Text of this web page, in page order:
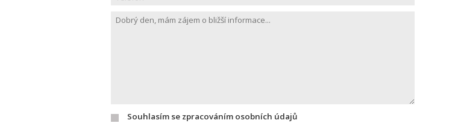
Souhlasím se zpracováním osobních údajů